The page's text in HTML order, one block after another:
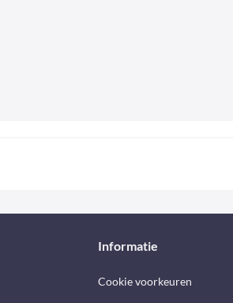
Informatie
Cookie voorkeuren